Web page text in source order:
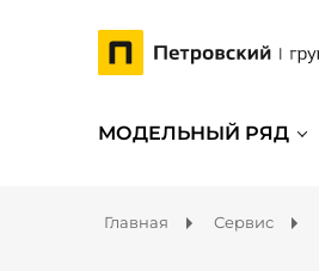
МОДЕЛЬНЫЙ РЯД
Главная Сервис